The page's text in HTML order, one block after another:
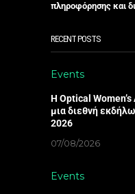
πληροφόρησης και
RECENT POSTS
Events
Η Optical
μια διεθνή
2026
07/08/2026
Events